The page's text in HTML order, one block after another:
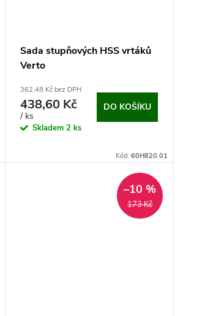
Sada stupňových HSS vrtáků
Verto
362,48 Kč bez DPH
438,60 Kč
/ ks
Skladem 2 ks
DO KOŠÍKU
Kód: 60H820.01
173 Kč
–10 %